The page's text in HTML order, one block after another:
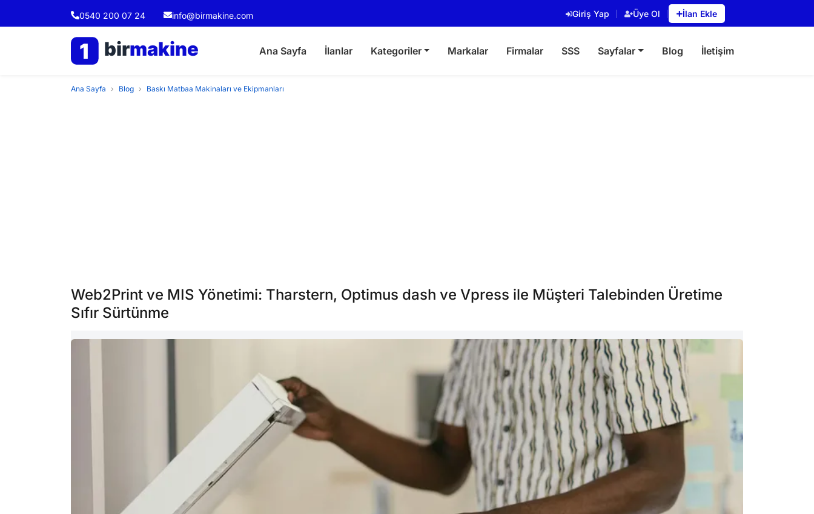
0540 200 07 24 info@birmakine.com Giriş Yap Üye Ol İlan Ekle
1 birmakine Ana Sayfa İlanlar Kategoriler Markalar Firmalar SSS Sayfalar Blog İletişim
Ana Sayfa › Blog › Baskı Matbaa Makinaları ve Ekipmanları
Web2Print ve MIS Yönetimi: Tharstern, Optimus dash ve Vpress ile Müşteri Talebinden Üretime
Sıfır Sürtünme